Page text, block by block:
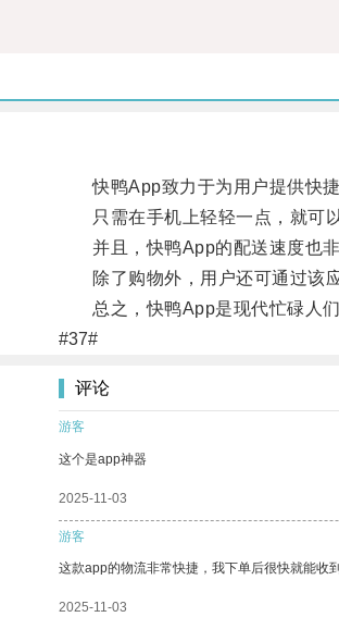
快鸭App致力于为用户提供快捷
只需在手机上轻轻一点，就可以
并且，快鸭App的配送速度也非
除了购物外，用户还可通过该应
总之，快鸭App是现代忙碌人们
#37#
评论
游客
这个是app神器
2025-11-03
游客
这款app的物流非常快捷，我下单后很快就能收到
2025-11-03